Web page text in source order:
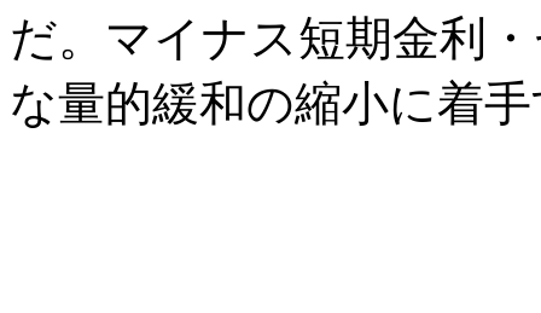
だ。マイナス短期金利
な量的緩和の縮小に着